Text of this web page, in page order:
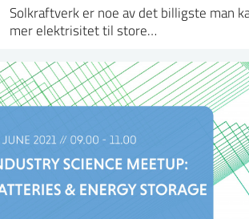
Solkraftverk er noe av det billigste man
mer elektrisitet til store…